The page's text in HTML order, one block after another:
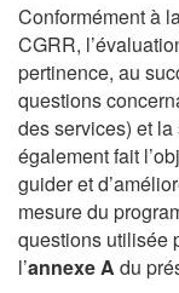
Conformément à
CGRR,
pertinence, au
questions
des services) et
également fait
guider et
mesure du
questions utilisée
l’annexe A du